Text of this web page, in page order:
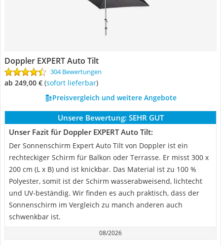
Doppler EXPERT Auto Tilt
304 Bewertungen
ab 249,00 € ( Sofort lieferbar)
Preisvergleich und weitere Angebote
Unsere Bewertung: SEHR GUT
Unser Fazit für Doppler EXPERT Auto Tilt:
Der Sonnenschirm Expert Auto Tilt von Doppler ist ein
rechteckiger Schirm für Balkon oder Terrasse. Er misst 300 x
200 cm (L x B) und ist knickbar. Das Material ist zu 100 %
Polyester, somit ist der Schirm wasserabweisend, lichtecht
und UV-beständig. Wir finden es auch praktisch, dass der
Sonnenschirm im Vergleich zu manch anderen auch
schwenkbar ist.
08/2026